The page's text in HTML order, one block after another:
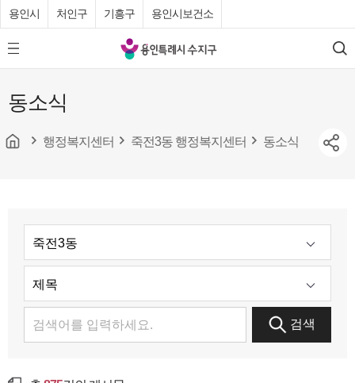
용인시 처인구 기흥구 용인시보건소
모
바
메
뉴
튼
용
인
수
검
색
동소식
행정복지센터 죽전3동 행정복지센터 동소식
검색